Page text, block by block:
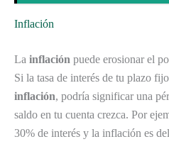
Inflación
La inflación puede erosionar el
Si la tasa de interés de tu plazo
inflación, podría significar una
saldo en tu cuenta crezca. Por
30% de interés y la inflación es